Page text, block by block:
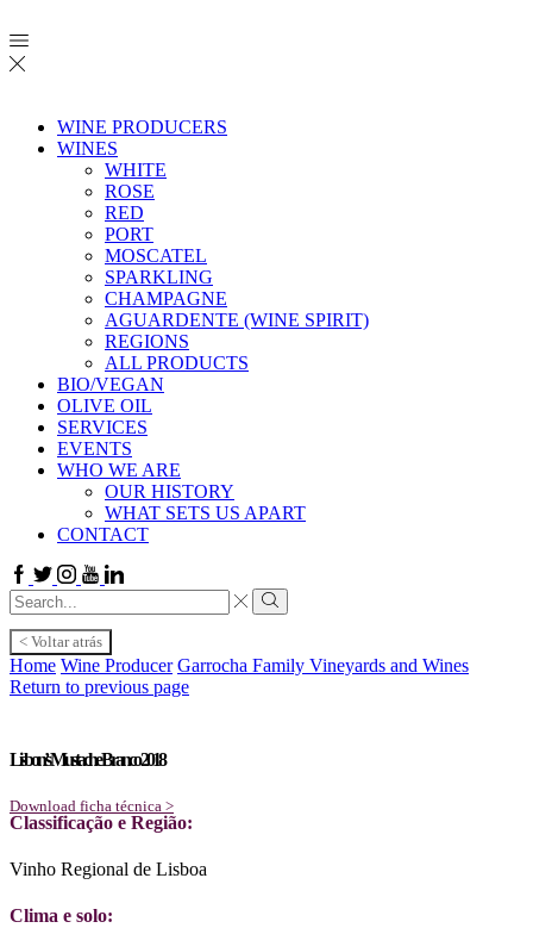
WINE PRODUCERS
WINES
WHITE
ROSE
RED
PORT
MOSCATEL
SPARKLING
CHAMPAGNE
AGUARDENTE (WINE SPIRIT)
REGIONS
ALL PRODUCTS
BIO/VEGAN
OLIVE OIL
SERVICES
EVENTS
WHO WE ARE
OUR HISTORY
WHAT SETS US APART
CONTACT
Facebook
TwitterInstagram
Youtube
Linkedin
Search
input
Search
< Voltar atrás
Home Wine Producer Garrocha Family Vineyards and Wines
Return to previous page
Lisbon’s Mustache Branco 2018
Download ficha técnica >
Classificação e Região:
Vinho Regional de Lisboa
Clima e solo: